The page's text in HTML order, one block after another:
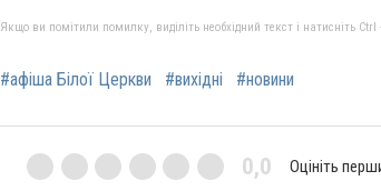
Якщо ви помітили помилку, виділіть необхідний текст і натисніть
#афіша Білої Церкви #вихідні #новини
0,0 Оцініть